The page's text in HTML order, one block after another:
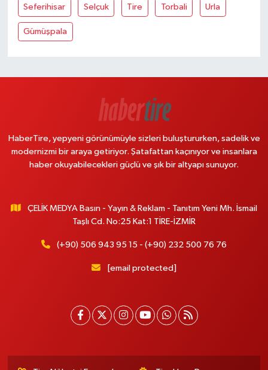
Seferihisar Selçuk Tire Torbali Urla
Gümüşpala
HaberTire, yepyeni görünümüyle sizleri buluştururken, sadelik ve
modernizmi bir araya getiriyor. Şatafattan kaçınıyor ve insanlara
haber okuyabilecekleri güçlü ve şık bir altyapı sunuyor.
ÇELİK MEDYA Basın - Yayın & Reklam - Tanıtım Yeni Mh. İsmail
Taşlı Cd. No:25 Kat:1 TİRE-İZMİR
(+90) 506 943 95 15 - (+90) 232 500 76 76
[email protected]